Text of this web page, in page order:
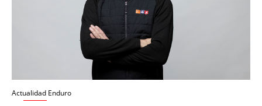
Actualidad Enduro